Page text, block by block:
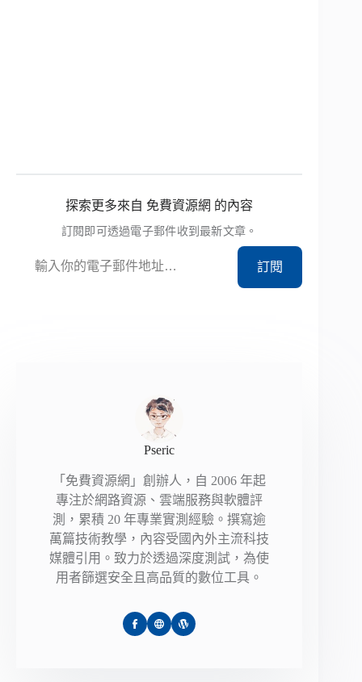
探索更多來自 免費資源網 的內容
訂閱即可透過電子郵件收到最新文章。
訂閱
Pseric
「免費資源網」創辦人，自 2006 年起
專注於網路資源、雲端服務與軟體評
測，累積 20 年專業實測經驗。撰寫逾
萬篇技術教學，內容受國內外主流科技
媒體引用。致力於透過深度測試，為使
用者篩選安全且高品質的數位工具。